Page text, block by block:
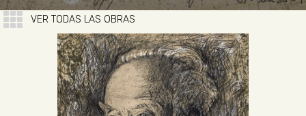
VER TODAS LAS OBRAS